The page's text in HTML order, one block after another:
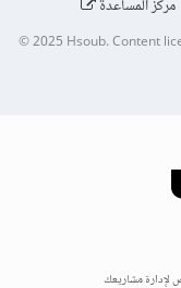
مركز المساعدة
© 2025Hsoub.Content